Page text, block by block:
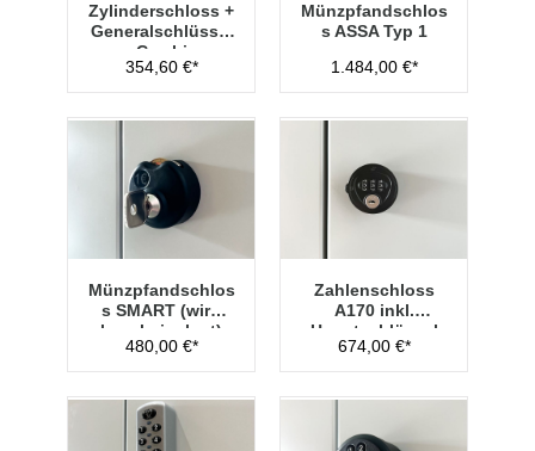
Zylinderschloss +
Generalschlüssel
- Cambio
354,60 €*
Münzpfandschlos
s ASSA Typ 1
1.484,00 €*
Münzpfandschlos
s SMART (wird
lose beigelegt)
480,00 €*
Zahlenschloss
A170 inkl.
Hauptschlüssel
Typ 1
674,00 €*